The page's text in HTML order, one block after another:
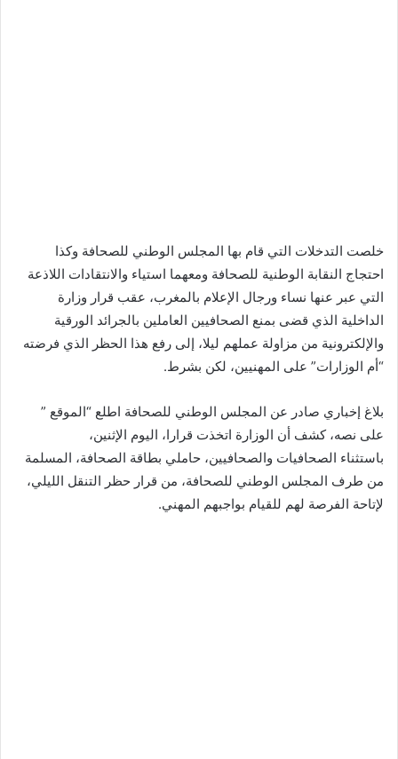
خلصت التدخلات التي قام بها المجلس الوطني للصحافة وكذا
احتجاج النقابة الوطنية للصحافة ومعهما استياء والانتقادات اللاذعة
التي عبر عنها نساء ورجال الإعلام بالمغرب، عقب قرار وزارة
الداخلية الذي قضى بمنع الصحافيين العاملين بالجرائد الورقية
والإلكترونية من مزاولة عملهم ليلا، إلى رفع هذا الحظر الذي فرضته
“أم الوزارات” على المهنيين، لكن بشرط.
بلاغ إخباري صادر عن المجلس الوطني للصحافة اطلع “الموقع ”
على نصه، كشف أن الوزارة اتخذت قرارا، اليوم الإثنين،
باستثناء الصحافيات والصحافيين، حاملي بطاقة الصحافة، المسلمة
من طرف المجلس الوطني للصحافة، من قرار حظر التنقل الليلي،
لإتاحة الفرصة لهم للقيام بواجبهم المهني.